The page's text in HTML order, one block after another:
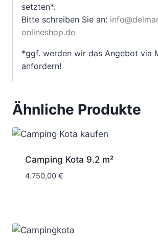
setzten*.
Bitte schreiben Sie an:
onlineshop.de
*ggf. werden wir das Angebot via
anfordern!
Ähnliche Produkte
Camping Kota 9.2 m²
4.750,00 €